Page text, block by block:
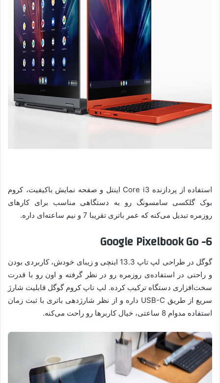
استفاده از پردازنده Core i3 اینتل و صفحه نمایش باکیفیت، کروم
بوک گلکسی سامسونگ رو به دستگاهی مناسب برای کارهای
روزمره تبدیل می‌کنه که عمر باتری تقریبا 7 و نیم ساعته‌ای داره.
6- Google Pixelbook Go
گوگل در طراحی لپ تاپ 13.3 اینچی و زیبای خودش، کاربردی بودن
و راحتی در استفاده‌ی روزمره رو در نظر گرفته و اون رو با قدرت
سخت‌افزاری دستگاه ترکیب کرده. لپ تاپ کروم گوگل قابلیت شارژ
سریع از طریق USB-C داره و از نظر شارژدهی باتری با ثبت زمان
استفاده مدوام 8 ساعتی، خیال کاربرها رو راحت می‌کنه.